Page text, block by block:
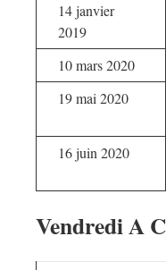
14 janvier
2019
10 mars 2020
19 mai 2020
16 juin 2020
Vendredi A